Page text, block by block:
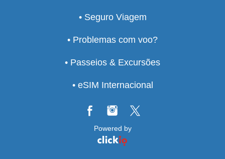
• Seguro Viagem
• Problemas com voo?
• Passeios & Excursões
• eSIM Internacional
Powered by